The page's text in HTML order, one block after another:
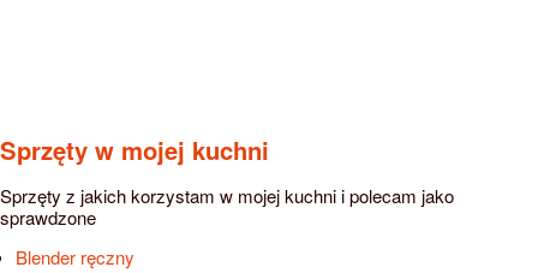
Sprzęty w mojej kuchni
Sprzęty z jakich korzystam w mojej kuchni i polecam jako
sprawdzone
Blender ręczny